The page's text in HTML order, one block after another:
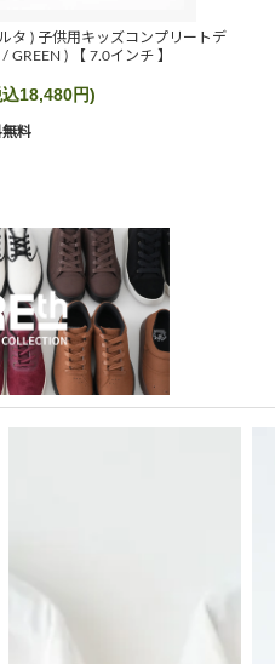
タ ) 子供用キッズコンプリートデ
GREEN ) 【 7.0インチ 】
18,480円)
料